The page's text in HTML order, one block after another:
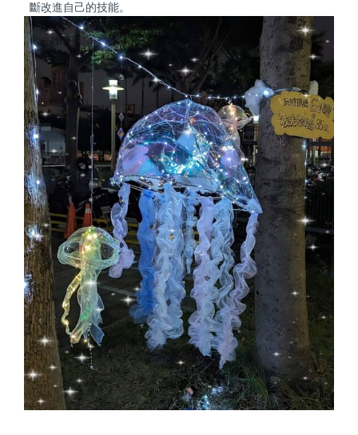
斷改進自己的技能。